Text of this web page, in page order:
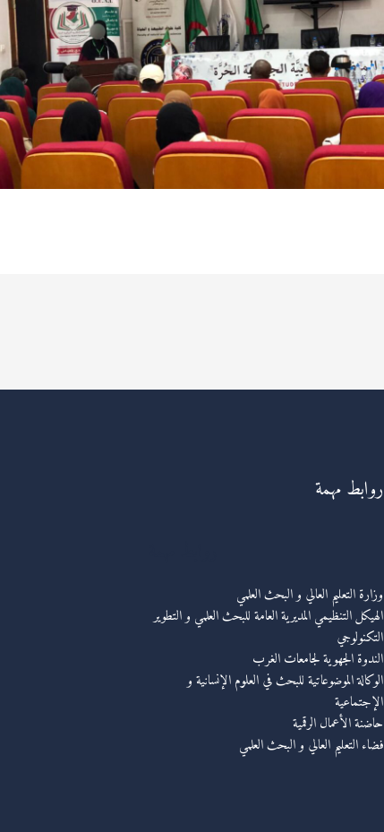
روابط مهمة
وزارة التعليم العالي و البحث العلمي
الهيكل التنظيمي المديرية العامة للبحث العلمي و التطوير
التكنولوجي
الندوة الجهوية لجامعات الغرب
الوكالة الموضوعاتية للبحث في العلوم الإنسانية و
الإجتماعية
حاضنة الأعمال الرقمية
فضاء التعليم العالي و البحث العلمي